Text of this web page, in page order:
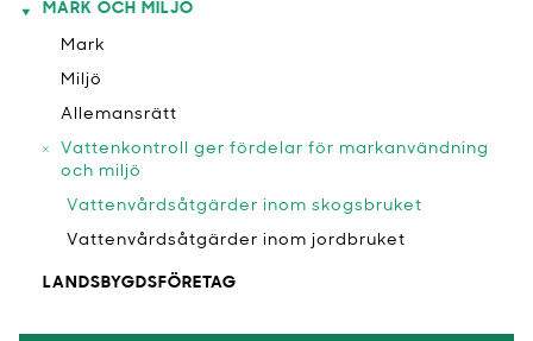
MARK OCH MILJÖ
Mark
Miljö
Allemansrätt
Vattenkontroll ger fördelar för markanvändning
och miljö
Vattenvårdsåtgärder inom skogsbruket
Vattenvårdsåtgärder inom jordbruket
LANDSBYGDSFÖRETAG